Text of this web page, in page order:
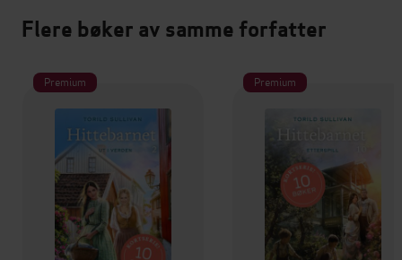
Flere bøker av samme forfatter
Premium Premium